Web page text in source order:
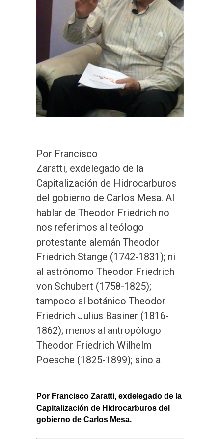
Por Francisco
Zaratti, exdelegado de la
Capitalización de Hidrocarburos
del gobierno de Carlos Mesa. Al
hablar de Theodor Friedrich no
nos referimos al teólogo
protestante alemán Theodor
Friedrich Stange (1742-1831); ni
al astrónomo Theodor Friedrich
von Schubert (1758-1825);
tampoco al botánico Theodor
Friedrich Julius Basiner (1816-
1862); menos al antropólogo
Theodor Friedrich Wilhelm
Poesche (1825-1899); sino a
Por Francisco Zaratti, exdelegado de la
Capitalización de Hidrocarburos del
gobierno de Carlos Mesa.